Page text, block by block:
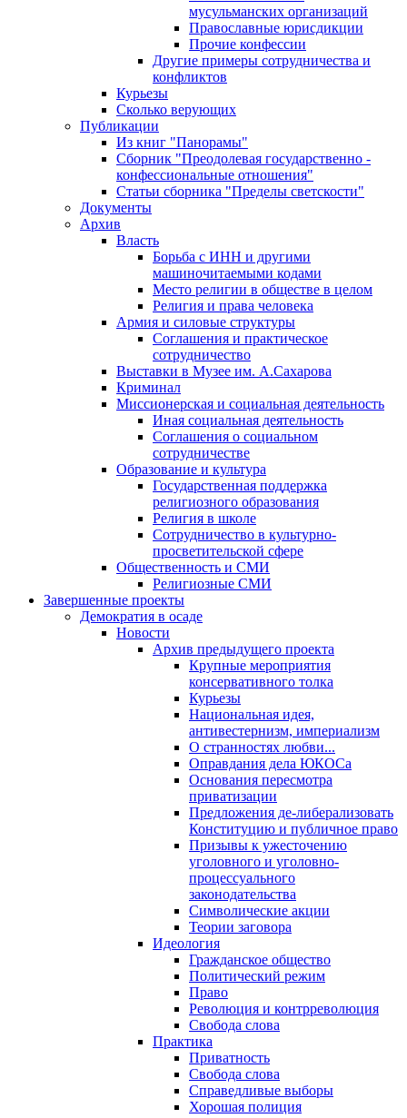
мусульманских организаций
Православные юрисдикции
Прочие конфессии
Другие примеры сотрудничества и
конфликтов
Курьезы
Сколько верующих
Публикации
Из книг "Панорамы"
Сборник "Преодолевая государственно -
конфессиональные отношения"
Статьи сборника "Пределы светскости"
Документы
Архив
Власть
Борьба с ИНН и другими
машиночитаемыми кодами
Место религии в обществе в целом
Религия и права человека
Армия и силовые структуры
Соглашения и практическое
сотрудничество
Выставки в Музее им. А.Сахарова
Криминал
Миссионерская и социальная деятельность
Иная социальная деятельность
Соглашения о социальном
сотрудничестве
Образование и культура
Государственная поддержка
религиозного образования
Религия в школе
Сотрудничество в культурно-
просветительской сфере
Общественность и СМИ
Религиозные СМИ
Завершенные проекты
Демократия в осаде
Новости
Архив предыдущего проекта
Крупные мероприятия
консервативного толка
Курьезы
Национальная идея,
антивестернизм, империализм
О странностях любви...
Оправдания дела ЮКОСа
Основания пересмотра
приватизации
Предложения де-либерализовать
Конституцию и публичное право
Призывы к ужесточению
уголовного и уголовно-
процессуального
законодательства
Символические акции
Теории заговора
Идеология
Гражданское общество
Политический режим
Право
Революция и контрреволюция
Свобода слова
Практика
Приватность
Свобода слова
Справедливые выборы
Хорошая полиция